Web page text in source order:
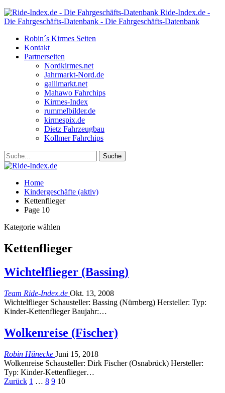
Ride-Index.de -
Die Fahrgeschäfts-Datenbank - Die Fahrgeschäfts-Datenbank
Robin´s Kirmes Seiten
Kontakt
Partnerseiten
Nordkirmes.net
Jahrmarkt-Nord.de
gallimarkt.net
Mahawo Fahrchips
Kirmes-Index
rummelbilder.de
kirmespix.de
Dietz Fahrzeugbau
Kollmer Fahrchips
Home
Kindergeschäfte (aktiv)
Kettenflieger
Page 10
Kategorie wählen
Kettenflieger
Wichtelflieger (Bassing)
Team Ride-Index.de Okt. 13, 2008
Wichtelflieger Schausteller: Bassing (Nürnberg) Hersteller: Typ:
Kinder-Kettenflieger Baujahr:…
Wolkenreise (Fischer)
Robin Hünecke Juni 15, 2018
Wolkenreise Schausteller: Dirk Fischer (Osnabrück) Hersteller:
Typ: Kinder-Kettenflieger…
Zurück 1 … 8 9 10